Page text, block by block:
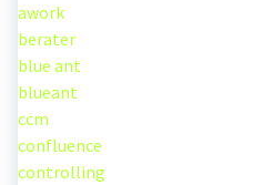
awork
berater
blue ant
blueant
ccm
confluence
controlling